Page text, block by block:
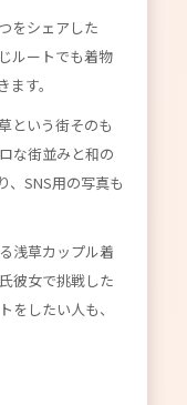
をシェアした
ルートでも着物
す。
という街そのも
な街並みと和の
、SNS用の写真も
浅草カップル着
彼女で挑戦した
をしたい人も、